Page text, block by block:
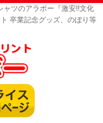
ャツのアラボー『激安!!文化
卒業記念グッズ、のぼり等